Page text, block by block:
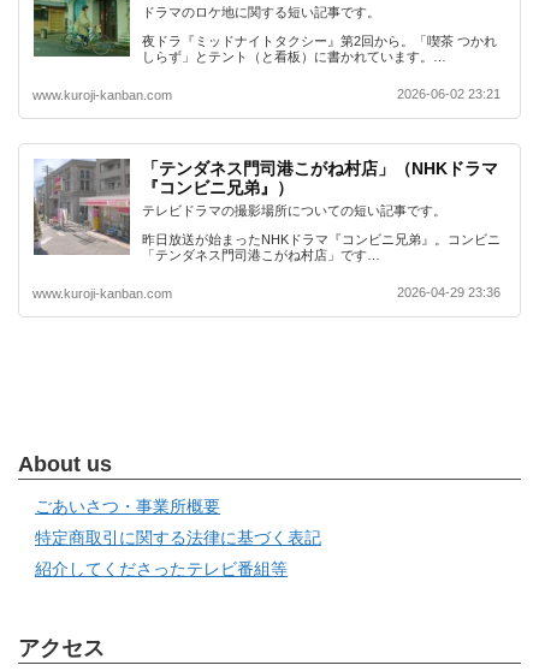
ドラマのロケ地に関する短い記事です。
夜ドラ『ミッドナイトタクシー』第2回から。「喫茶 つかれ
しらず」とテント（と看板）に書かれています。…
www.kuroji-kanban.com 2026-06-02 23:21
「テンダネス門司港こがね村店」（NHKドラマ
『コンビニ兄弟』）
テレビドラマの撮影場所についての短い記事です。
昨日放送が始まったNHKドラマ『コンビニ兄弟』。コンビニ
「テンダネス門司港こがね村店」です…
www.kuroji-kanban.com 2026-04-29 23:36
About us
ごあいさつ・事業所概要
特定商取引に関する法律に基づく表記
紹介してくださったテレビ番組等
アクセス